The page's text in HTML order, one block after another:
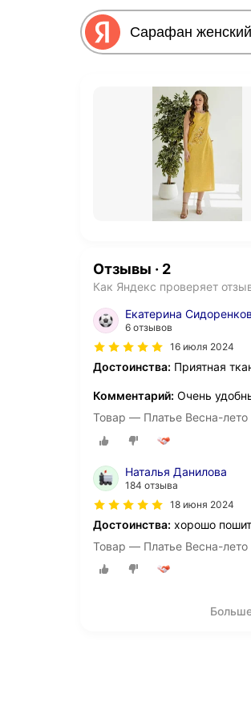
Отзывы · 2
Как Яндекс проверяет
Екатерина
6 отзывов
16 июля 2024
Достоинства: Приятная
Комментарий: Очень
Товар — Платье
Наталья Данилова
184 отзыва
18 июня 2024
Достоинства: хорошо
Товар —